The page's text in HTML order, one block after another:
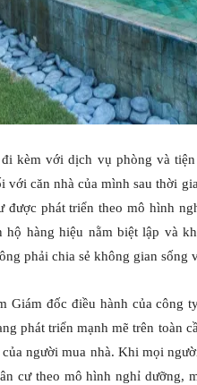
kèm với dịch vụ phòng và
với căn nhà của mình sau thời
được phát triển theo mô hình
hộ hàng hiệu nằm biệt lập và
phải chia sẻ không gian
Giám đốc điều hành của công
phát triển mạnh mẽ trên toàn
người mua nhà. Khi mọi
cư theo mô hình nghỉ dưỡng,